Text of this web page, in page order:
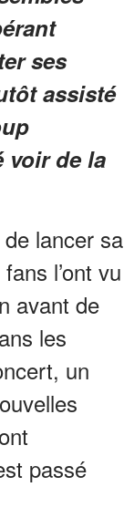
ses
assisté
voir de la
lancer sa
l’ont vu
avant de
les
un
passé